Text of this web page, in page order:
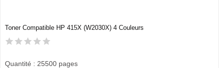
Toner Compatible HP 415X (W2030X) 4 Couleurs
Quantité : 25500 pages